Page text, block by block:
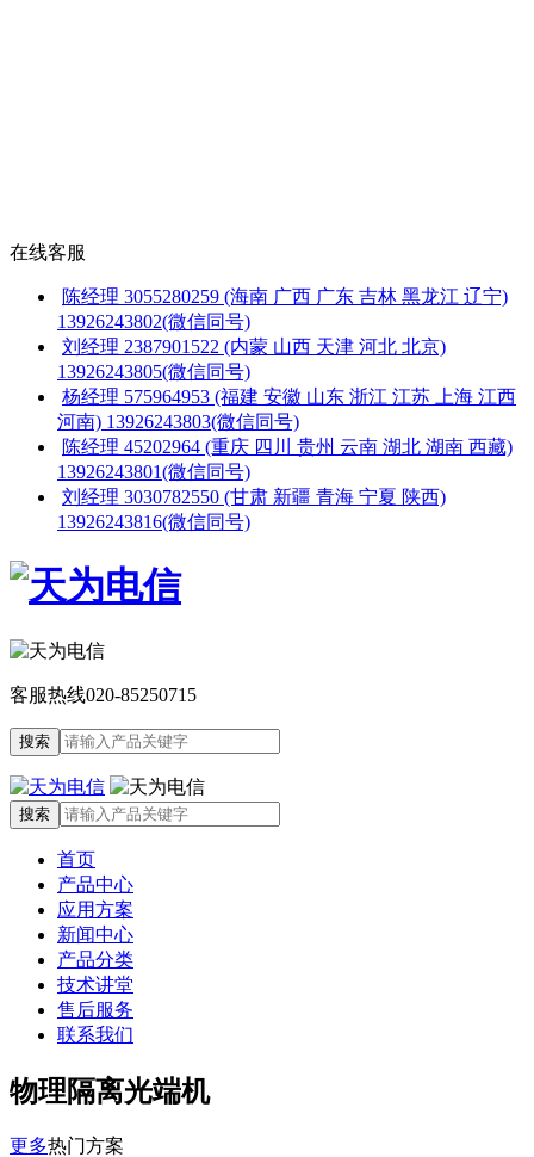
在线客服
陈经理 3055280259 (海南 广西 广东 吉林 黑龙江 辽宁)
13926243802(微信同号)
刘经理 2387901522 (内蒙 山西 天津 河北 北京)
13926243805(微信同号)
杨经理 575964953 (福建 安徽 山东 浙江 江苏 上海 江西
河南) 13926243803(微信同号)
陈经理 45202964 (重庆 四川 贵州 云南 湖北 湖南 西藏)
13926243801(微信同号)
刘经理 3030782550 (甘肃 新疆 青海 宁夏 陕西)
13926243816(微信同号)
客服热线020-85250715
首页
产品中心
应用方案
新闻中心
产品分类
技术讲堂
售后服务
联系我们
物理隔离光端机
更多热门方案